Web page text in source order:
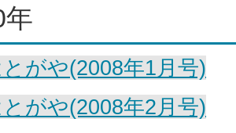
がや(2008年1月号)
がや(2008年2月号)